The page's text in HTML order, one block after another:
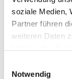
soziale Medien,
Partner führen
weiteren Daten
Notwendig